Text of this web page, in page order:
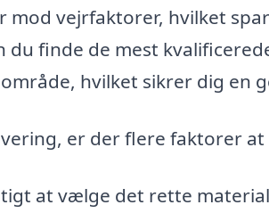
vejrfaktorer, hvilket
du finde de mest
hvilket sikrer dig en
er der flere faktorer
at vælge det rette